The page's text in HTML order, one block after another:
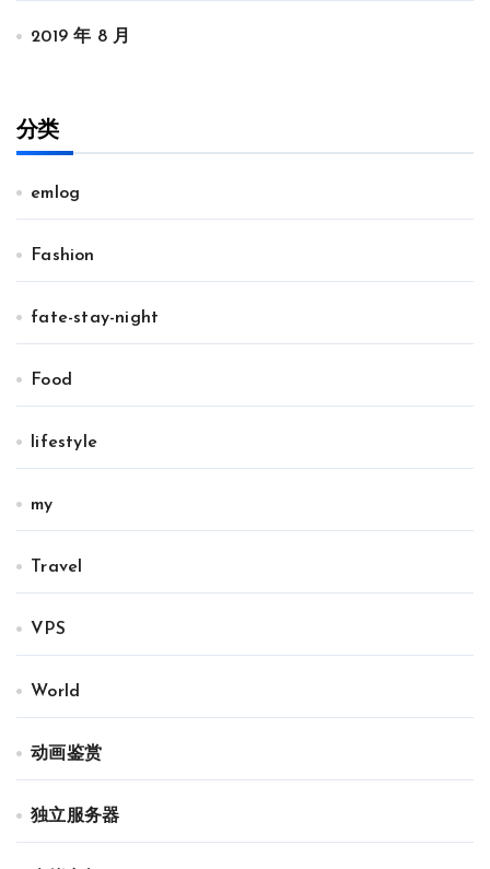
2019 年 8 月
分类
emlog
Fashion
fate-stay-night
Food
lifestyle
my
Travel
VPS
World
动画鉴赏
独立服务器